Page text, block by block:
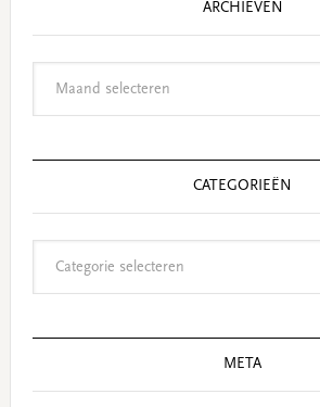
ARCHIEVEN
CATEGORIEËN
META